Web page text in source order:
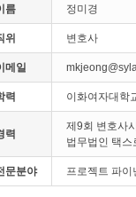
름 정미경
위 변호사
메일
력 이화여자대학
력
제9회 변호사
법무법인 택스
문분야 프로젝트 파이